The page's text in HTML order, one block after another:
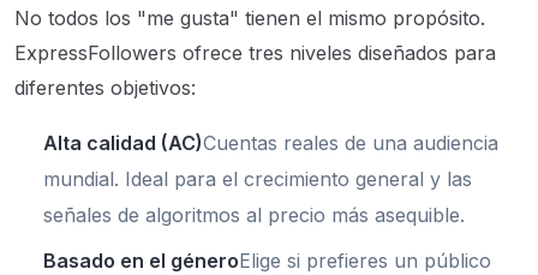
No todos los "me gusta" tienen el mismo propósito.
ExpressFollowers ofrece tres niveles diseñados para
diferentes objetivos:
Alta calidad (AC)Cuentas reales de una audiencia
mundial. Ideal para el crecimiento general y las
señales de algoritmos al precio más asequible.
Basado en el géneroElige si prefieres un público